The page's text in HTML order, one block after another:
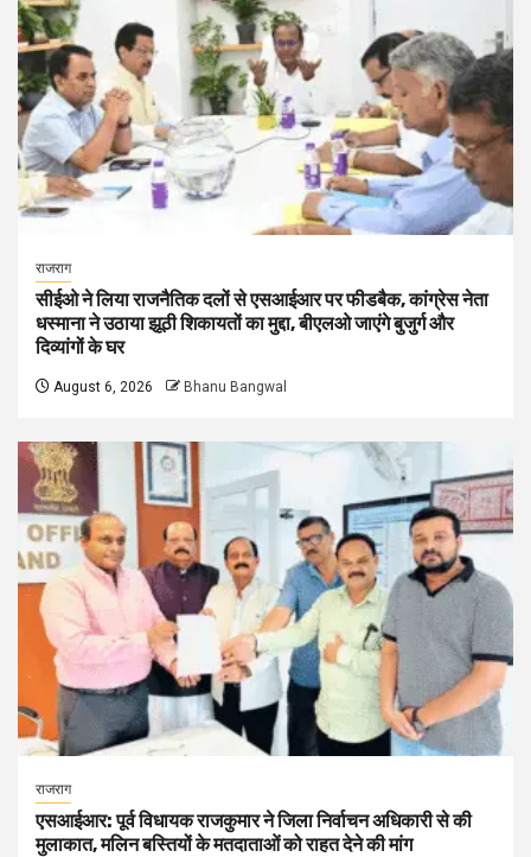
राजराग
सीईओ ने लिया राजनैतिक दलों से एसआईआर पर फीडबैक, कांग्रेस नेता
धस्माना ने उठाया झूठी शिकायतों का मुद्दा, बीएलओ जाएंगे बुजुर्ग और
दिव्यांगों के घर
August 6, 2026 Bhanu Bangwal
राजराग
एसआईआर: पूर्व विधायक राजकुमार ने जिला निर्वाचन अधिकारी से की
मुलाकात, मलिन बस्तियों के मतदाताओं को राहत देने की मांग